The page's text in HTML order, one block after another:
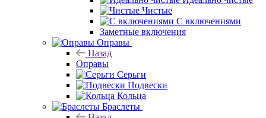
Чистые
С включениями
Заметные включения
Оправы
Назад
Оправы
Серьги
Подвески
Кольца
Браслеты